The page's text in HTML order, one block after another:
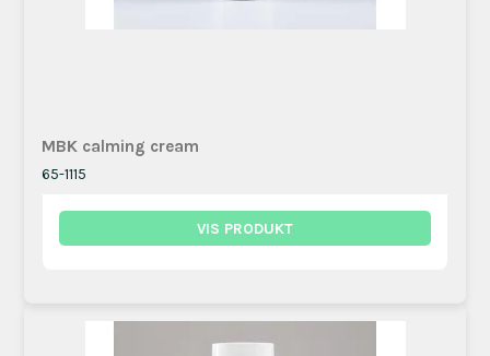
MBK calming cream
65-1115
VIS PRODUKT